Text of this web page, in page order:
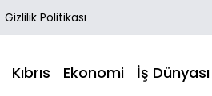
Gizlilik Politikası
Kıbrıs Ekonomi İş Dünyası